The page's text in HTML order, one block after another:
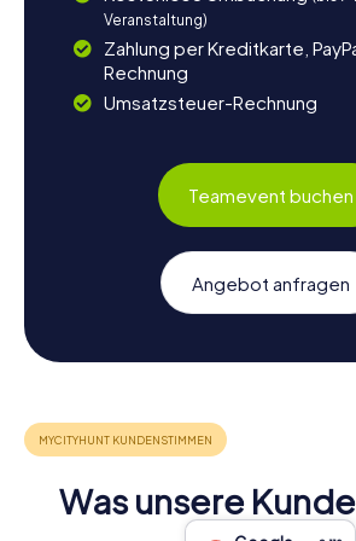
Veranstaltung)
Zahlung per Kreditkarte,
Rechnung
Umsatzsteuer-Rechnung
Teamevent buchen
Angebot anfragen
Was unsere